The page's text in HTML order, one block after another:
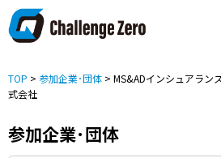
TOP > 参加企業･団体 > MS&ADインシュアラン
式会社
参加企業･団体